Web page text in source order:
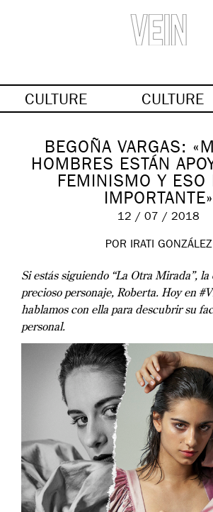
CULTURE CULTURE
BEGOÑA VARGAS:
HOMBRES ESTÁN
FEMINISMO Y ESO
IMPORTANTE»
12 / 07 / 2018
POR IRATI GONZÁLEZ
Si estás siguiendo “La Otra Mirada”, la
precioso personaje, Roberta. Hoy en
hablamos con ella para descubrir su
personal.